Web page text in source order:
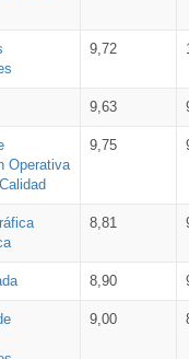
9,72
9,63
Operativa
9,75
8,81
8,90
9,00